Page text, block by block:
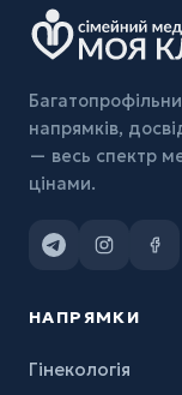
напрямків,
— весь спектр
цінами.
НАПРЯМКИ
Гінекологія